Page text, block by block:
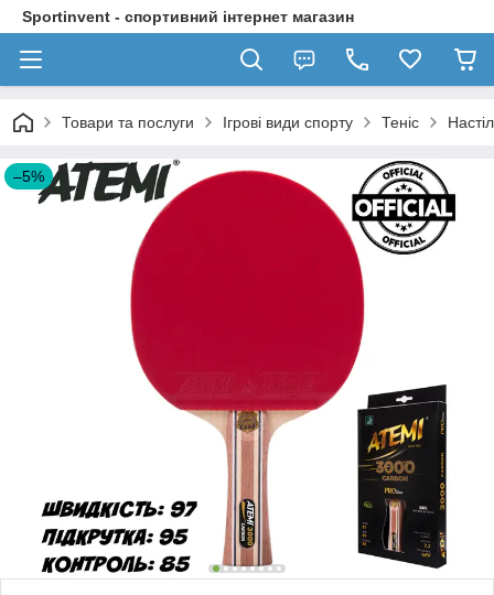
Sportinvent - спортивний інтернет магазин
Товари та послуги Ігрові види спорту Теніс
–5%